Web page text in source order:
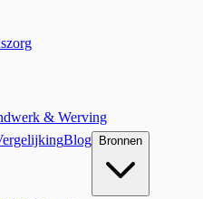
& Werving
Blog Bronnen